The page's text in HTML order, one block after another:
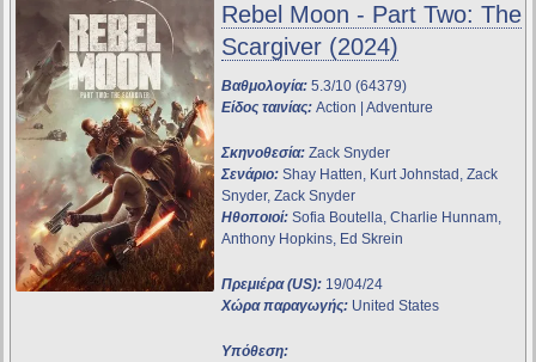
Rebel Moon - Part Two: The
Scargiver (2024)
Βαθμολογία: 5.3/10 (64379)
Είδος ταινίας: Action | Adventure
Σκηνοθεσία: Zack Snyder
Σενάριο: Shay Hatten, Kurt Johnstad, Zack
Snyder, Zack Snyder
Ηθοποιοί: Sofia Boutella, Charlie Hunnam,
Anthony Hopkins, Ed Skrein
Πρεμιέρα (US): 19/04/24
Χώρα παραγωγής: United States
Υπόθεση: